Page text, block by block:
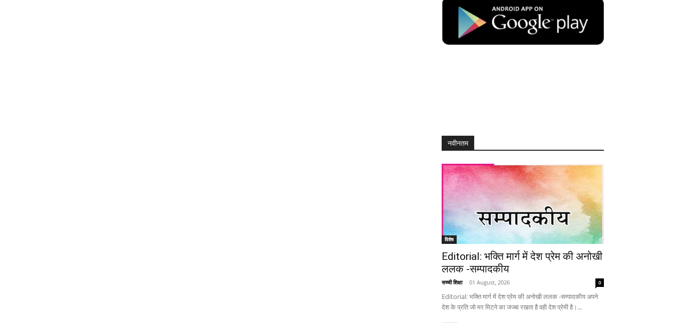
नवीनतम
विशेष
Editorial: भक्ति मार्ग में देश प्रेम की अनोखी
ललक -सम्पादकीय
सच्ची शिक्षा - 01 August, 2026 0
Editorial: भक्ति मार्ग में देश प्रेम की अनोखी ललक -सम्पादकीय अपने
देश के प्रति जो मर मिटने का जज्बा रखता है वही देश प्रेमी है।...